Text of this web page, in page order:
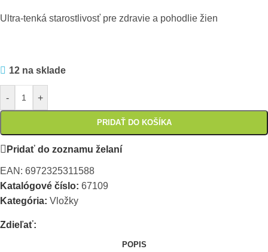
Ultra-tenká starostlivosť pre zdravie a pohodlie žien
12 na sklade
- +
PRIDAŤ DO KOŠÍKA
Pridať do zoznamu želaní
EAN: 6972325311588
Katalógové číslo: 67109
Kategória: Vložky
Zdieľať:
POPIS